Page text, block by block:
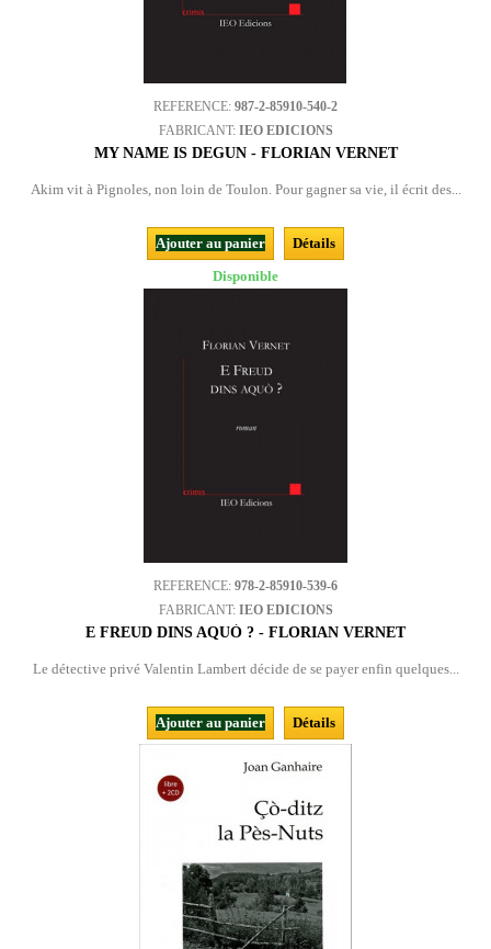
REFERENCE: 987-2-85910-540-2
FABRICANT: IEO EDICIONS
MY NAME IS DEGUN - FLORIAN VERNET
Akim vit à Pignoles, non loin de Toulon. Pour gagner sa vie, il écrit des...
Ajouter au panier
Détails
Disponible
REFERENCE: 978-2-85910-539-6
FABRICANT: IEO EDICIONS
E FREUD DINS AQUÒ ? - FLORIAN VERNET
Le détective privé Valentin Lambert décide de se payer enfin quelques...
Ajouter au panier Détails